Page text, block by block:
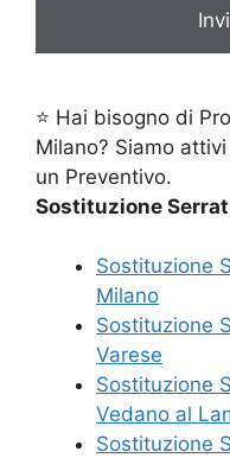
⭐ Hai bisogno di
Milano? Siamo
un Preventivo.
Sostituzione
Sostituzione
Milano
Sostituzione
Varese
Sostituzione
Vedano al
Sostituzione